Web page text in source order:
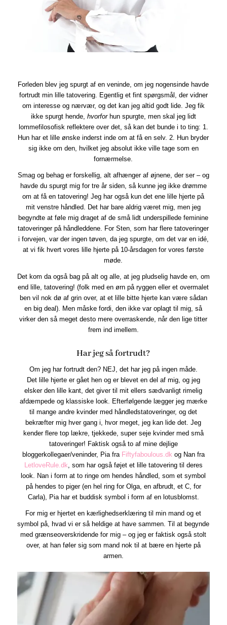
Forleden blev jeg spurgt af en veninde, om jeg nogensinde havde
fortrudt min lille tatovering. Egentlig et fint spørgsmål, der vidner
om interesse og nærvær, og det kan jeg altid godt lide. Jeg fik
ikke spurgt hende, hvorforhun spurgte, men skal jeg lidt
lommefilosofisk reflektere over det, så kan det bunde i to ting: 1.
Hun har et lille ønske inderst inde om at få en selv. 2. Hun bryder
sig ikke om den, hvilket jeg absolut ikke ville tage som en
fornærmelse.
Smag og behag er forskellig, alt afhænger af øjnene, der ser – og
havde du spurgt mig for tre år siden, så kunne jeg ikke drømme
om at få en tatovering! Jeg har også kun det ene lille hjerte på
mit venstre håndled. Det har bare aldrig været mig, men jeg
begyndte at føle mig draget af de små lidt underspillede feminine
tatoveringer på håndleddene. For Sten, som har flere tatoveringer
i forvejen, var der ingen tøven, da jeg spurgte, om det var en idé,
at vi fik hvert vores lille hjerte på 10-årsdagen for vores første
møde.
Det kom da også bag på alt og alle, at jeg pludselig havde en, om
end lille, tatovering! (folk med en ørn på ryggen eller et overmalet
ben vil nok dø af grin over, at et lille bitte hjerte kan være sådan
en big deal). Men måske fordi, den ikke var oplagt til mig, så
virker den så meget desto mere overraskende, når den lige titter
frem ind imellem.
Har jeg så fortrudt?
Om jeg har fortrudt den? NEJ, det har jeg på ingen måde.
Det lille hjerte er gået hen og er blevet en del af mig, og jeg
elsker den lille kant, det giver til mit ellers sædvanligt rimelig
afdæmpede og klassiske look. Efterfølgende lægger jeg mærke
til mange andre kvinder med håndledstatoveringer, og det
bekræfter mig hver gang i, hvor meget, jeg kan lide det. Jeg
kender flere top lækre, tjekkede, super seje kvinder med små
tatoveringer! Faktisk også to af mine dejlige
bloggerkollegaer/veninder, Pia fra Fiftyfaboulous.dk og Nan fra
LetloveRule.dk , som har også føjet et lille tatovering til deres
look. Nan i form at to ringe om hendes håndled, som et symbol
på hendes to piger (en hel ring for Olga, en afbrudt, et C, for
Carla), Pia har et buddisk symbol i form af en lotusblomst.
For mig er hjertet en kærlighedserklæring til min mand og et
symbol på, hvad vi er så heldige at have sammen. Til at begynde
med grænseoverskridende for mig – og jeg er faktisk også stolt
over, at han føler sig som mand nok til at bære en hjerte på
armen.